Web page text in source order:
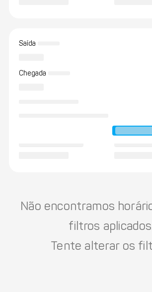
Saída
Chegada
Não encontramos
filtros
Tente alterar os